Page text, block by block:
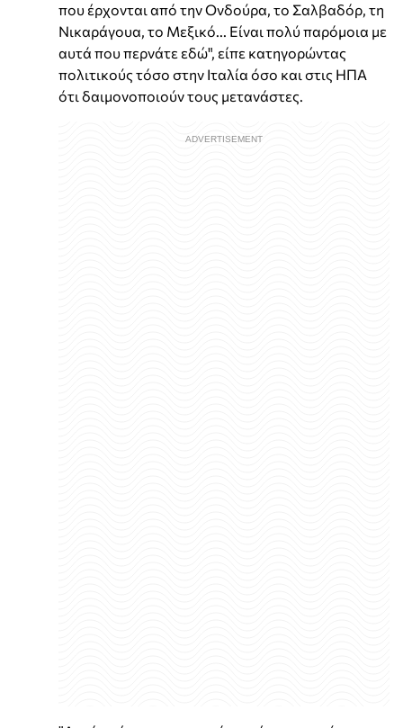
που έρχονται από την Ονδούρα, το Σαλβαδόρ, τη
Νικαράγουα, το Μεξικό... Είναι πολύ παρόμοια με
αυτά που περνάτε εδώ", είπε κατηγορώντας
πολιτικούς τόσο στην Ιταλία όσο και στις ΗΠΑ
ότι δαιμονοποιούν τους μετανάστες.